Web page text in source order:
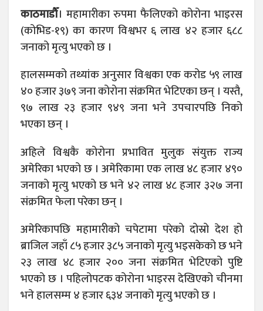
काठमाडौँ। महामारीका रुपमा फैलिएको कोरोना भाइरस
(कोभिड-१९) का कारण विश्वभर ६ लाख ४२ हजार ६८८
जनाको मृत्यु भएको छ ।
हालसम्मको तथ्यांक अनुसार विश्वका एक करोड ५९ लाख
४० हजार ३७९ जना कोरोना संक्रमित भेटिएका छन् । यस्तै,
९७ लाख २३ हजार ९४९ जना भने उपचारपछि निको
भएका छन् ।
अहिले विश्वकै कोरोना प्रभावित मुलुक संयुक्त राज्य
अमेरिका भएको छ । अमेरिकामा एक लाख ४८ हजार ४९०
जनाको मृत्यु भएको छ भने ४२ लाख ४८ हजार ३२७ जना
संक्रमित फेला परेका छन् ।
अमेरिकापछि महामारीको चपेटामा परेको दोस्रो देश हो
ब्राजिल जहाँ ८५ हजार ३८५ जनाको मृत्यु भइसकेको छ भने
२३ लाख ४८ हजार २०० जना संक्रमित भेटिएको पुष्टि
भएको छ । पहिलोपटक कोरोना भाइरस देखिएको चीनमा
भने हालसम्म ४ हजार ६३४ जनाको मृत्यु भएको छ ।